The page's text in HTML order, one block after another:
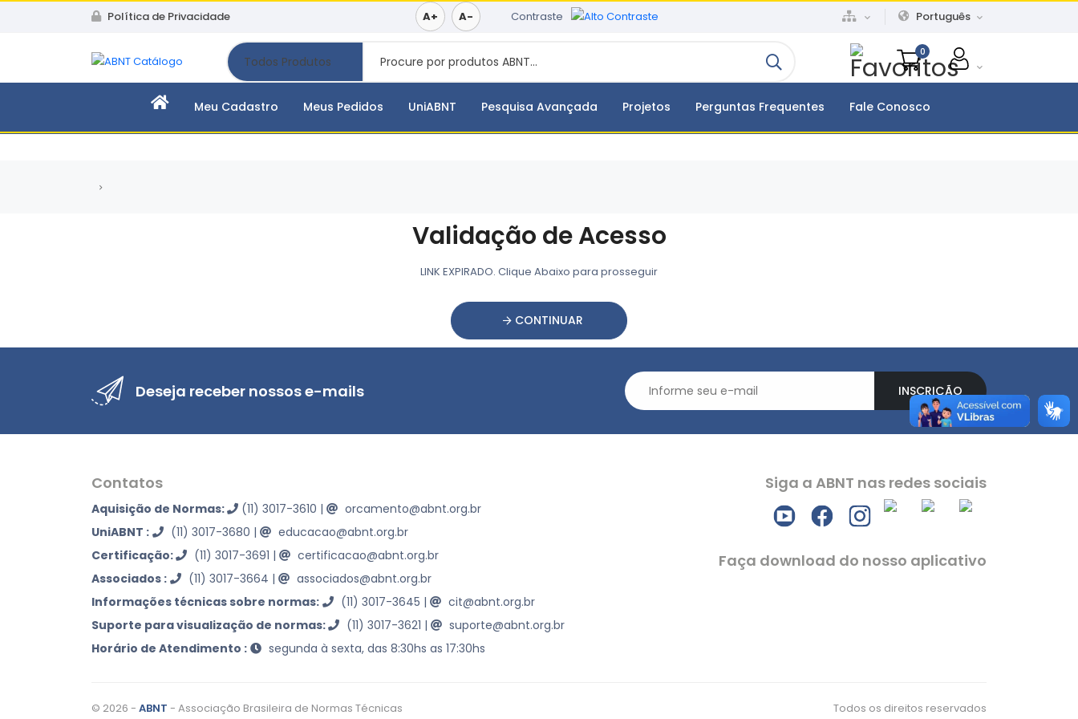
Política de Privacidade A+ A- Contraste Português
0
Meu Cadastro Meus Pedidos UniABNT Pesquisa Avançada Projetos Perguntas Frequentes Fale Conosco
Validação de Acesso
LINK EXPIRADO. Clique Abaixo para prosseguir
CONTINUAR
Deseja receber nossos e-mails INSCRIÇÃO
Contatos
Aquisição de Normas: (11) 3017-3610 |
orcamento@abnt.org.br
UniABNT :
(11) 3017-3680 |
educacao@abnt.org.br
Certificação:
(11) 3017-3691 |
certificacao@abnt.org.br
Associados :
(11) 3017-3664 |
associados@abnt.org.br
Informações técnicas sobre normas:
(11) 3017-3645 |
cit@abnt.org.br
Suporte para visualização de normas:
(11) 3017-3621 |
suporte@abnt.org.br
Horário de Atendimento :
segunda à sexta, das 8:30hs as 17:30hs
Siga a ABNT nas redes sociais
Faça download do nosso aplicativo
© 2026 - ABNT - Associação Brasileira de Normas Técnicas Todos os direitos reservados